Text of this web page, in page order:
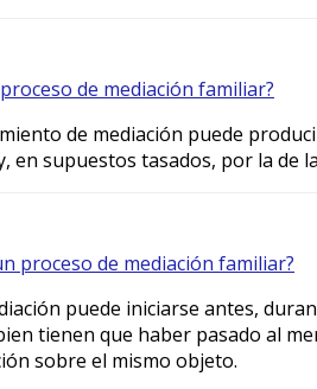
de mediación familiar?
de mediación puede
en supuestos tasados, por la de
proceso de mediación familiar?
puede iniciarse antes,
tienen que haber pasado al
sobre el mismo objeto.